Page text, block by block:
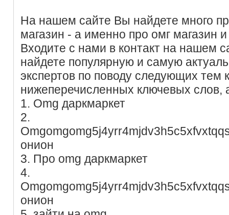
На нашем сайте Вы найдете много
магазин - а именно про омг магазин и
Входите с нами в контакт на нашем
найдете популярную и самую
экспертов по поводу следующих тем
нижеперечисленных ключевых слов,
1. Omg даркмаркет
2.
онион
3. Про omg даркмаркет
4.
онион